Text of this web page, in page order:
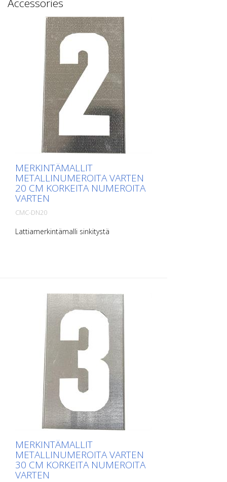
Accessories
MERKINTÄMALLIT
METALLINUMEROITA VARTEN
20 CM KORKEITA NUMEROITA
VARTEN
CMC-DN20
Lattiamerkintämalli sinkitystä
MERKINTÄMALLIT
METALLINUMEROITA VARTEN
30 CM KORKEITA NUMEROITA
VARTEN